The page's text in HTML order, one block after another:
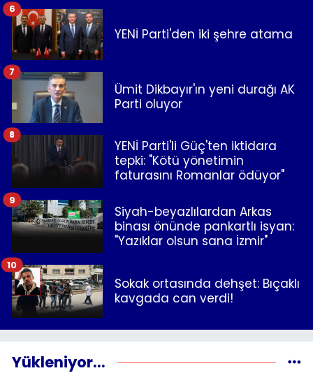
YENİ Parti'den iki şehre atama
6
Ümit Dikbayır'ın yeni durağı AK
Parti oluyor
7
YENİ Parti'li Güç'ten iktidara
tepki: "Kötü yönetimin
faturasını Romanlar ödüyor"
8
Siyah-beyazlılardan Arkas
binası önünde pankartlı isyan:
"Yazıklar olsun sana İzmir"
9
Sokak ortasında dehşet: Bıçaklı
kavgada can verdi!
10
Yükleniyor...